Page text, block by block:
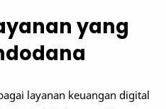
yang
layanan keuangan digital